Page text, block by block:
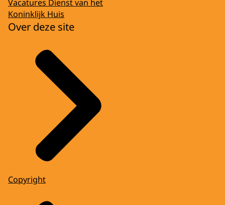
Vacatures Dienst van het
Koninklijk Huis
Over deze site
Copyright